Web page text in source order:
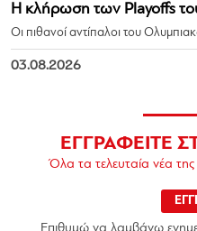
Η κλήρωση των Playoffs
Οι πιθανοί αντίπαλοι του
03.08.2026
ΕΓΓΡΑΦΕΙΤΕ
Όλα τα τελευταία νέα